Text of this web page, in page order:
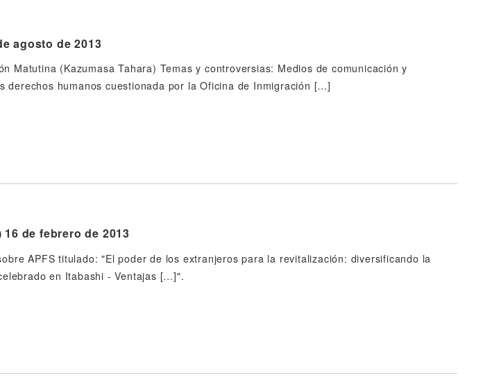
agosto de 2013
Matutina (Kazumasa Tahara) Temas y controversias: Medios de comunicación y
derechos humanos cuestionada por la Oficina de Inmigración […]
de febrero de 2013
APFS titulado: "El poder de los extranjeros para la revitalización: diversificando la
en Itabashi - Ventajas […]".